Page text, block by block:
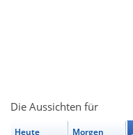
Die Aussichten für
Heute Morgen